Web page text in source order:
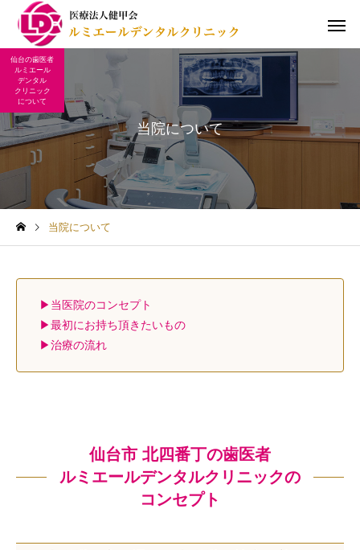
一般歯科（むし歯治療）
義歯（入れ歯） 口腔外科・イン
当院について
仙台の歯医者
ルミエール
デンタル
クリニック
について
当院について
当医院のコンセプト
最初にお持ち頂きたいもの
治療の流れ
仙台市 北四番丁の歯医者
ルミエールデンタルクリニックの
コンセプト